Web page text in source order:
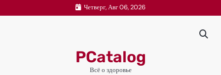
к
Четверг, Авг 06, 2026
PCatalog
Всё о здоровье